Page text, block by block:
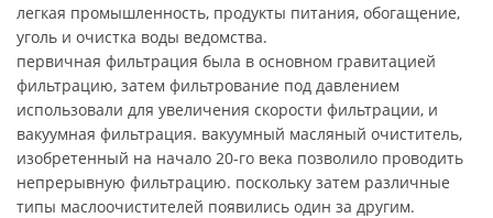
легкая промышленность, продукты питания, обогащение,
уголь и очистка воды ведомства.
первичная фильтрация была в основном гравитацией
фильтрацию, затем фильтрование под давлением
использовали для увеличения скорости фильтрации, и
вакуумная фильтрация. вакуумный масляный очиститель,
изобретенный на начало 20-го века позволило проводить
непрерывную фильтрацию. поскольку затем различные
типы маслоочистителей появились один за другим.